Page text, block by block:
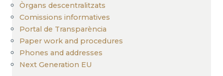
ANUNCIS
Òrgans descentralitzats
Comissions informatives
Portal de Transparència
Paper work and procedures
Phones and addresses
Next Generation EU